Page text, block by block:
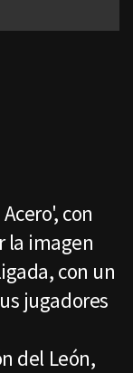
con
la imagen
con un
jugadores
del León,